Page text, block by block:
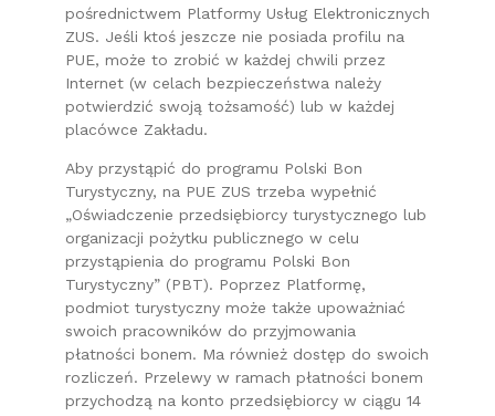
pośrednictwem Platformy Usług Elektronicznych
ZUS. Jeśli ktoś jeszcze nie posiada profilu na
PUE, może to zrobić w każdej chwili przez
Internet (w celach bezpieczeństwa należy
potwierdzić swoją tożsamość) lub w każdej
placówce Zakładu.
Aby przystąpić do programu Polski Bon
Turystyczny, na PUE ZUS trzeba wypełnić
„Oświadczenie przedsiębiorcy turystycznego lub
organizacji pożytku publicznego w celu
przystąpienia do programu Polski Bon
Turystyczny” (PBT). Poprzez Platformę,
podmiot turystyczny może także upoważniać
swoich pracowników do przyjmowania
płatności bonem. Ma również dostęp do swoich
rozliczeń. Przelewy w ramach płatności bonem
przychodzą na konto przedsiębiorcy w ciągu 14